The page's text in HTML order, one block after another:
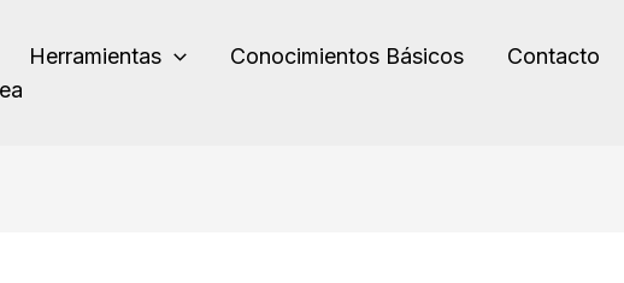
Herramientas Conocimientos Básicos Contacto